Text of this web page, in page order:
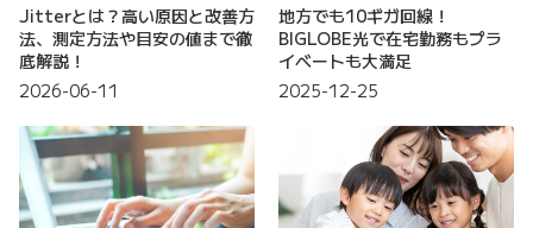
Jitterとは？高い原因と改善方
法、測定方法や目安の値まで徹
底解説！
2026-06-11
地方でも10ギガ回線！
BIGLOBE光で在宅勤務もプラ
イベートも大満足
2025-12-25